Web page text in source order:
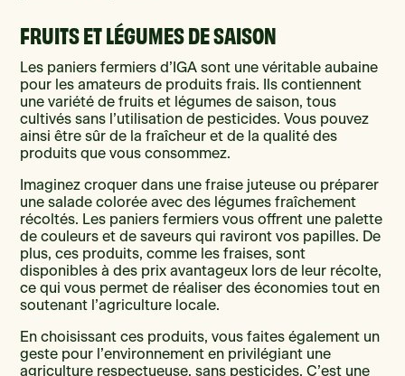
FRUITS ET LÉGUMES DE SAISON
Les paniers fermiers d’IGA sont une véritable aubaine
pour les amateurs de produits frais. Ils contiennent
une variété de fruits et légumes de saison, tous
cultivés sans l’utilisation de pesticides. Vous pouvez
ainsi être sûr de la fraîcheur et de la qualité des
produits que vous consommez.
Imaginez croquer dans une fraise juteuse ou préparer
une salade colorée avec des légumes fraîchement
récoltés. Les paniers fermiers vous offrent une palette
de couleurs et de saveurs qui raviront vos papilles. De
plus, ces produits, comme les fraises, sont
disponibles à des prix avantageux lors de leur récolte,
ce qui vous permet de réaliser des économies tout en
soutenant l’agriculture locale.
En choisissant ces produits, vous faites également un
geste pour l’environnement en privilégiant une
agriculture respectueuse, sans pesticides. C’est une